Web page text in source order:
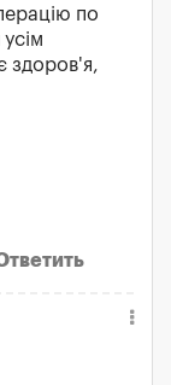
по
здоров'я,